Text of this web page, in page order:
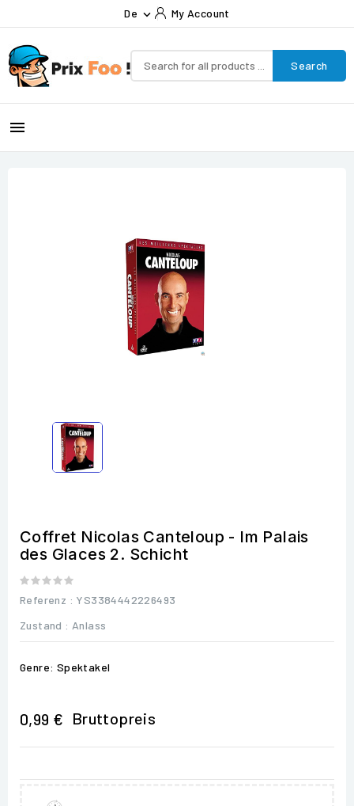
De  My Account
Search

Coffret Nicolas Canteloup - Im Palais
des Glaces 2. Schicht
Referenz : YS3384442226493
Zustand : Anlass
Genre: Spektakel
0,99 € Bruttopreis